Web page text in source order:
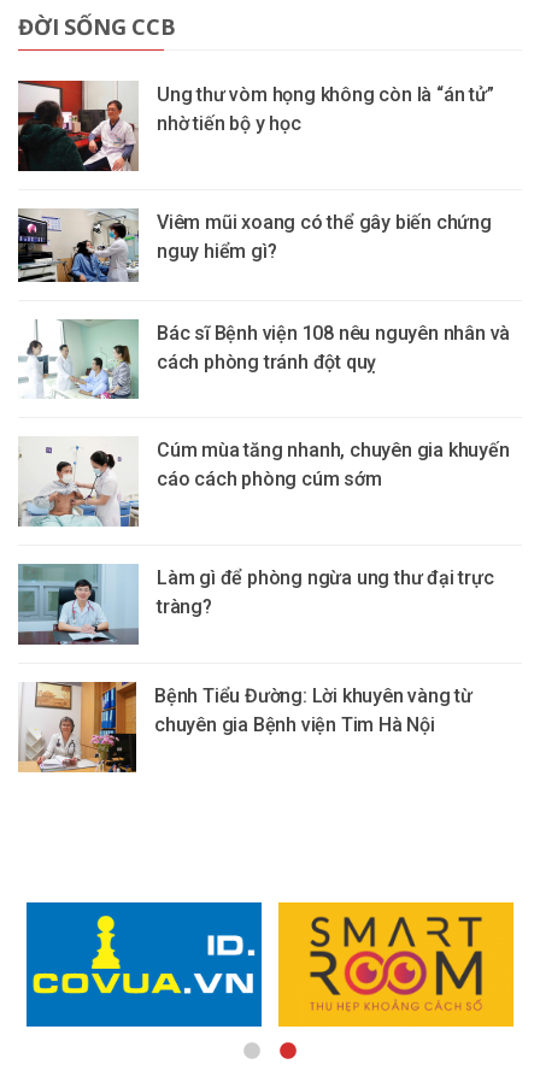
ĐỜI SỐNG CCB
Ung thư vòm họng không còn là “án tử”
nhờ tiến bộ y học
Viêm mũi xoang có thể gây biến chứng
nguy hiểm gì?
Bác sĩ Bệnh viện 108 nêu nguyên nhân và
cách phòng tránh đột quỵ
Cúm mùa tăng nhanh, chuyên gia khuyến
cáo cách phòng cúm sớm
Làm gì để phòng ngừa ung thư đại trực
tràng?
Bệnh Tiểu Đường: Lời khuyên vàng từ
chuyên gia Bệnh viện Tim Hà Nội